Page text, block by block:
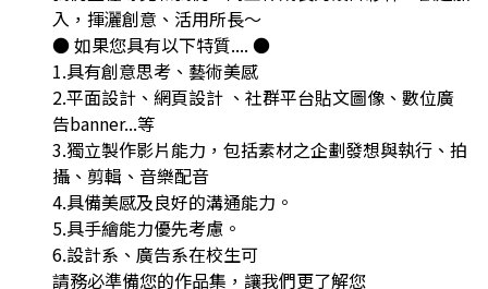
入，揮灑創意、活用所長～
● 如果您具有以下特質.... ●
1.具有創意思考、藝術美感
2.平面設計、網頁設計 、社群平台貼文圖像、數位廣
告banner...等
3.獨立製作影片能力，包括素材之企劃發想與執行、拍
攝、剪輯、音樂配音
4.具備美感及良好的溝通能力。
5.具手繪能力優先考慮。
6.設計系、廣告系在校生可
請務必準備您的作品集，讓我們更了解您